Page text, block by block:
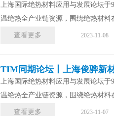
上海国际绝热材料应用与发展论坛
温绝热全产业链资源，围绕绝热材
查看更多 2023-11-08
TIM同期论坛丨上海俊骅新
上海国际绝热材料应用与发展论坛
温绝热全产业链资源，围绕绝热材
查看更多 2023-11-07